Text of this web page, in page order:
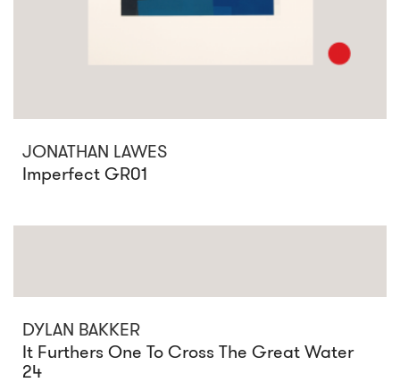
JONATHAN LAWES
Imperfect GR01
DYLAN BAKKER
It Furthers One To Cross The Great Water
24